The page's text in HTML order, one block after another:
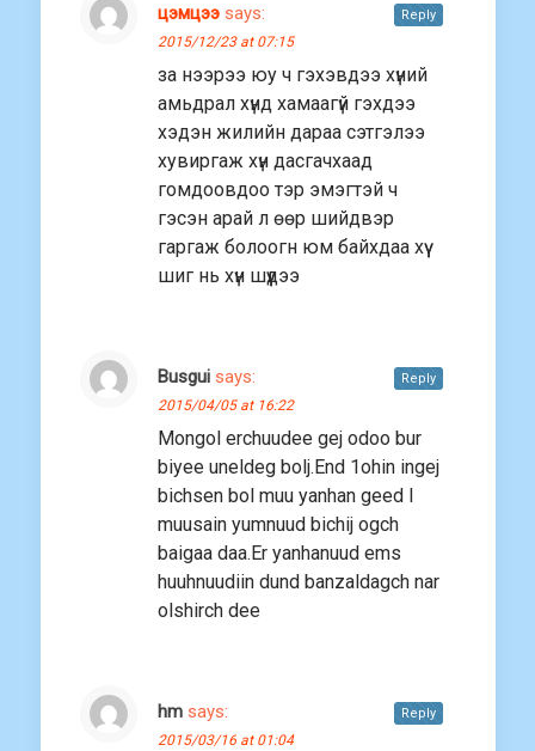
цэмцээ says:
2015/12/23 at 07:15
за нээрээ юу ч гэхэвдээ хүний
амьдрал хүнд хамаагүй гэхдээ
хэдэн жилийн дараа сэтгэлээ
хувиргаж хүн дасгачхаад
гомдоовдоо тэр эмэгтэй ч
гэсэн арай л өөр шийдвэр
гаргаж болоогн юм байхдаа хүү
шиг нь хүн шүүдээ
Reply
Busgui says:
2015/04/05 at 16:22
Mongol erchuudee gej odoo bur
biyee uneldeg bolj.End 1ohin ingej
bichsen bol muu yanhan geed l
muusain yumnuud bichij ogch
baigaa daa.Er yanhanuud ems
huuhnuudiin dund banzaldagch nar
olshirch dee
Reply
hm says:
2015/03/16 at 01:04
Reply